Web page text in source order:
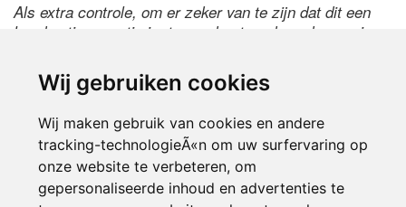
Wij gebruiken cookies
Wij maken gebruik van cookies en andere
tracking-technologieÃ«n om uw surfervaring op
onze website te verbeteren, om
gepersonaliseerde inhoud en advertenties te
Als extra controle, om er zeker van te zijn dat dit een
handmatige reactie is, typ onderstaande code over in
de code te wijzigen.